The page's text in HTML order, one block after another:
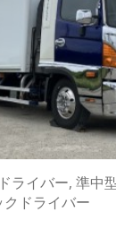
ライバー, 準中
ドライバー